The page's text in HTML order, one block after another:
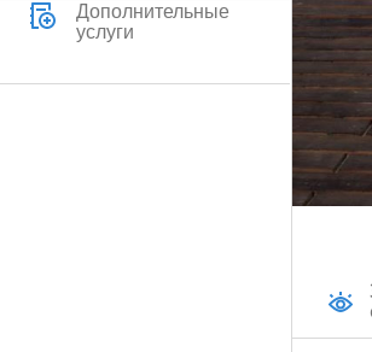
Дополнительные
услуги